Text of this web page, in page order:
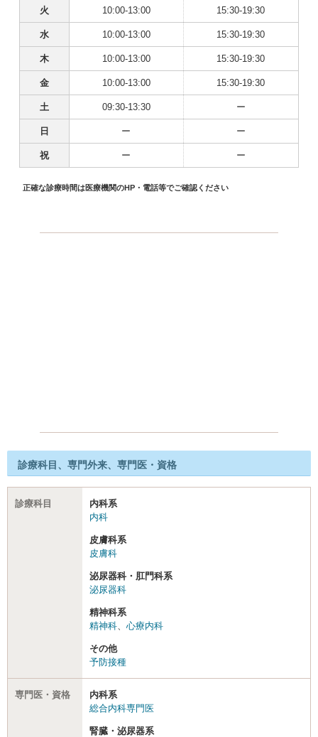
火 10:00-13:00 15:30-19:30
水 10:00-13:00 15:30-19:30
木 10:00-13:00 15:30-19:30
金 10:00-13:00 15:30-19:30
土 09:30-13:30 ー
日 ー ー
祝 ー ー
正確な診療時間は医療機関のHP・電話等でご確認ください
診療科目、専門外来、専門医・資格
診療科目
内科系
内科
皮膚科系
皮膚科
泌尿器科・肛門科系
泌尿器科
精神科系
精神科
心療内科
その他
予防接種
専門医・資格
内科系
総合内科専門医
腎臓・泌尿器系